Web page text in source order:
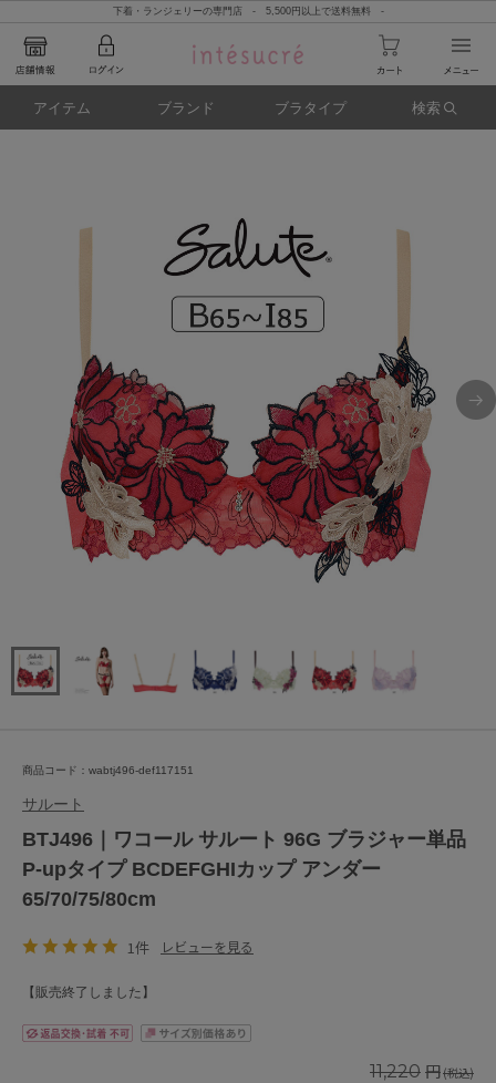
下着・ランジェリーの専門店 - 5,500円以上で送料無料 -
アイテム ブランド ブラタイプ 検索
商品コード：wabtj496-def117151
サルート
BTJ496｜ワコール サルート 96G ブラジャー単品
P-upタイプ BCDEFGHIカップ アンダー
65/70/75/80cm
1件 レビューを見る
【販売終了しました】
11,220 円(税込)